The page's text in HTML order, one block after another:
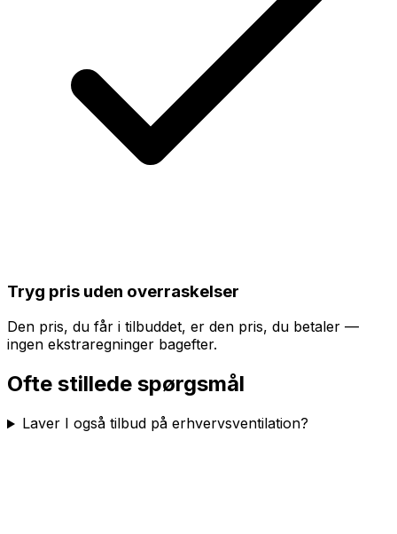
Tryg pris uden overraskelser
Den pris, du får i tilbuddet, er den pris, du betaler —
ingen ekstraregninger bagefter.
Ofte stillede spørgsmål
Laver I også tilbud på erhvervsventilation?